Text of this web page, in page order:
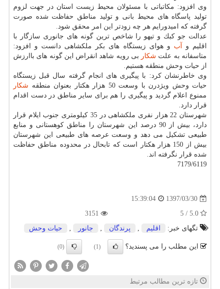
وی افزود: مكاتباتی با مسئولان محیط زیست استان در جهت لزوم
تولید پاسگاه های محیط بانی و تولید مناطق حفاظت شده صورت
گرفته كه امیدورایم هر چه زودتر این امر محقق شود.
عدالت جو كبك و تیهو را شاخص ترین گونه های جانوری سازگار با
اقلیم و آب و هوای زیستگاه های بكر ملكشاهی دانست و افزود:
متاسفانه به علت شكار بی رویه شاهد انقراض این گونه های باارزش
از حیات وحش منطقه هستیم.
وی خاطرنشان كرد: با پیگیری های انجام گرفته سال قبل زیستگاه
حیات وحش ویژدرن با وسعت 50 هزار هكتار بعنوان منطقه
شكار
ممنوع اعلام گردید و پیگیری را هم برای سایر مناطق در دست اقدام
قرار دارد.
شهرستان 22 هزار نفری ملكشاهی در 35 كیلومتری جنوب ایلام قرار
دارد، بیش از 90 درصد این شهرستان را مناطق كوهستانی و منابع
طبیعی تشكیل می دهد و وسعت عرصه های طبیعی این شهرستان
بیش از 150 هزار هكتار است كه تابحال در محدوده مناطق حفاظت
شده قرار نگرفته اند.
7179/6119
1397/03/30
15:39:04
تگهای خبر:
اقلیم , پرندگان , جانور , حیات وحش
این مطلب را می پسندید؟ (1)
(0)
تازه ترین مطالب مرتبط